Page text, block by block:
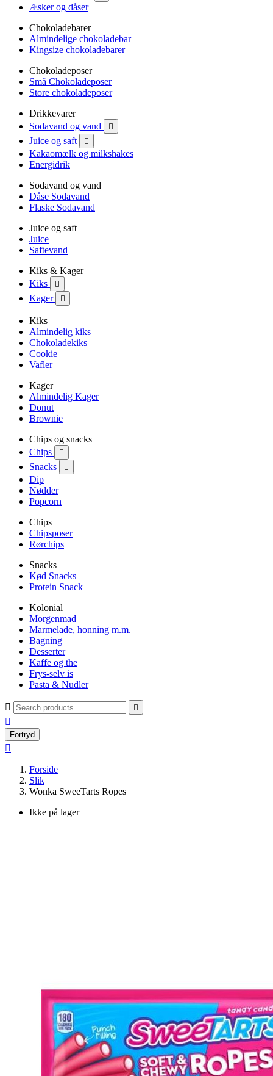
Æsker og dåser
Chokoladebarer
Almindelige chokoladebar
Kingsize chokoladebarer
Chokoladeposer
Små Chokoladeposer
Store chokoladeposer
Drikkevarer
Sodavand og vand

Juice og saft 
Kakaomælk og milkshakes
Energidrik
Sodavand og vand
Dåse Sodavand
Flaske Sodavand
Juice og saft
Juice
Saftevand
Kiks & Kager
Kiks

Kager 
Kiks
Almindelig kiks
Chokoladekiks
Cookie
Vafler
Kager
Almindelig Kager
Donut
Brownie
Chips og snacks
Chips

Snacks 
Dip
Nødder
Popcorn
Chips
Chipsposer
Rørchips
Snacks
Kød Snacks
Protein Snack
Kolonial
Morgenmad
Marmelade, honning m.m.
Bagning
Desserter
Kaffe og the
Frys-selv is
Pasta & Nudler
 

Fortryd

Forside
Slik
Wonka SweeTarts Ropes
Ikke på lager